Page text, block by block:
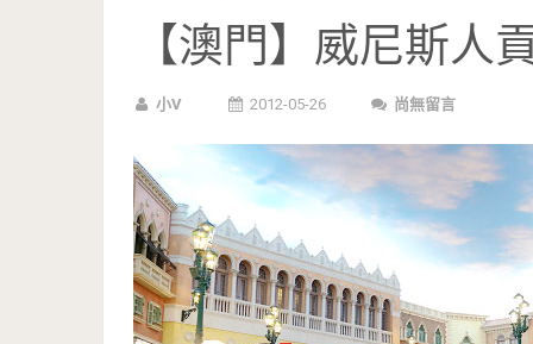
【澳門】威尼斯人
小V 2012-05-26 尚無留言